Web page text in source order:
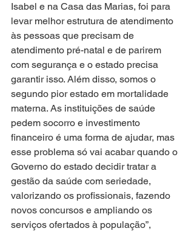
Isabel e na Casa das Marias, foi para
levar melhor estrutura de atendimento
às pessoas que precisam de
atendimento pré-natal e de parirem
com segurança e o estado precisa
garantir isso. Além disso, somos o
segundo pior estado em mortalidade
materna. As instituições de saúde
pedem socorro e investimento
financeiro é uma forma de ajudar, mas
esse problema só vai acabar quando o
Governo do estado decidir tratar a
gestão da saúde com seriedade,
valorizando os profissionais, fazendo
novos concursos e ampliando os
serviços ofertados à população”,